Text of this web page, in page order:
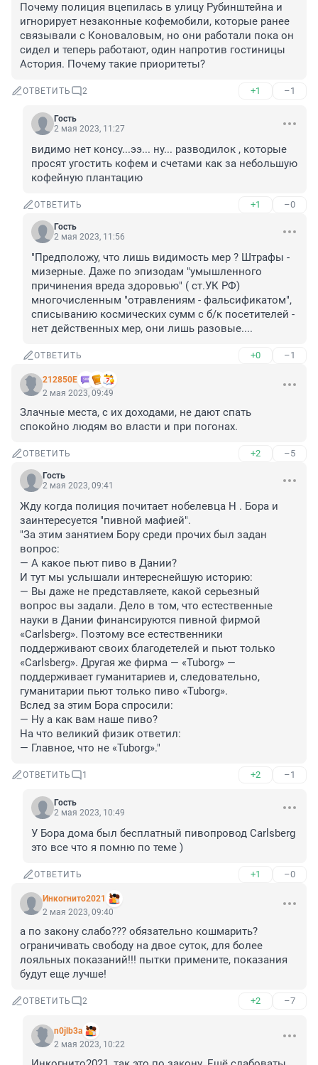
Почему полиция вцепилась в улицу Рубинштейна и
игнорирует незаконные кофемобили, которые ранее
связывали с Коноваловым, но они работали пока он
сидел и теперь работают, один напротив гостиницы
Астория. Почему такие приоритеты?
ОТВЕТИТЬ 2 +1 –1
Гость
2 мая 2023, 11:27
видимо нет консу...ээ... ну... разводилок , которые
просят угостить кофем и счетами как за небольшую
кофейную плантацию
ОТВЕТИТЬ +1 –0
Гость
2 мая 2023, 11:56
"Предположу, что лишь видимость мер ? Штрафы -
мизерные. Даже по эпизодам "умышленного
причинения вреда здоровью" ( ст.УК РФ)
многочисленным "отравлениям - фальсификатом",
списыванию космических сумм с б/к посетителей -
нет действенных мер, они лишь разовые....
ОТВЕТИТЬ +0 –1
212850Е
2 мая 2023, 09:49
Злачные места, с их доходами, не дают спать
спокойно людям во власти и при погонах.
ОТВЕТИТЬ +2 –5
Гость
2 мая 2023, 09:41
Жду когда полиция почитает нобелевца Н . Бора и
заинтересуется "пивной мафией".
"За этим занятием Бору среди прочих был задан
вопрос:
— А какое пьют пиво в Дании?
И тут мы услышали интереснейшую историю:
— Вы даже не представляете, какой серьезный
вопрос вы задали. Дело в том, что естественные
науки в Дании финансируются пивной фирмой
«Carlsberg». Поэтому все естественники
поддерживают своих благодетелей и пьют только
«Carlsberg». Другая же фирма — «Tuborg» —
поддерживает гуманитариев и, сле­довательно,
гуманитарии пьют только пиво «Tuborg».
Вслед за этим Бора спросили:
— Ну а как вам наше пиво?
На что великий физик ответил:
— Главное, что не «Tuborg»."
ОТВЕТИТЬ 1 +2 –1
Гость
2 мая 2023, 10:49
У Бора дома был бесплатный пивопровод Carlsberg
это все что я помню по теме )
ОТВЕТИТЬ +1 –0
Инкогнито2021
2 мая 2023, 09:40
а по закону слабо??? обязательно кошмарить?
ограничивать свободу на двое суток, для более
лояльных показаний!!! пытки примените, показания
будут еще лучше!
ОТВЕТИТЬ 2 +2 –7
n0jlb3a
2 мая 2023, 10:22